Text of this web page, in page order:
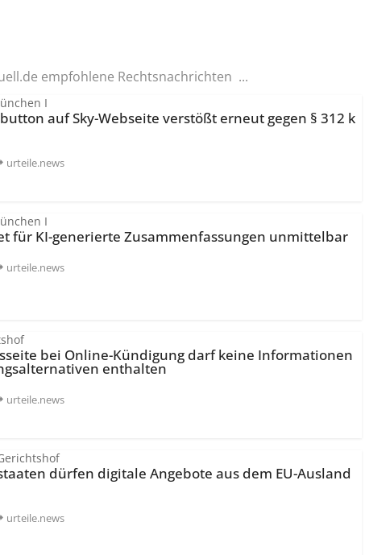
empfohlene Rechtsnachrichten ...
I
auf Sky-Webseite verstößt erneut gegen § 312 k
urteile.news
I
für KI-generierte Zusammenfassungen unmittelbar
urteile.news
bei Online-Kündigung darf keine Informationen
enthalten
urteile.news
dürfen digitale Angebote aus dem EU-Ausland
urteile.news